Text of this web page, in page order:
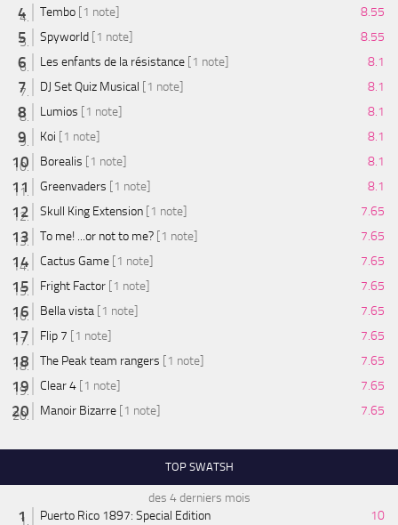
Tembo [1 note]
8.55
Spyworld [1 note]
8.55
Les enfants de la résistance [1 note]
8.1
DJ Set Quiz Musical [1 note]
8.1
Lumios [1 note]
8.1
Koi [1 note]
8.1
Borealis [1 note]
8.1
Greenvaders [1 note]
8.1
Skull King Extension [1 note]
7.65
To me! ...or not to me? [1 note]
7.65
Cactus Game [1 note]
7.65
Fright Factor [1 note]
7.65
Bella vista [1 note]
7.65
Flip 7 [1 note]
7.65
The Peak team rangers [1 note]
7.65
Clear 4 [1 note]
7.65
Manoir Bizarre [1 note] 7.65
TOP SWATSH
des 4 derniers mois
Puerto Rico 1897: Special Edition
10